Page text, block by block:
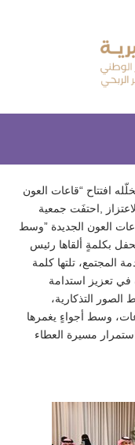
افتتاح “قاعات العون
,احتفَت جمعية
العون الجديدة ”وسط
بكلمةٍ ألقاها رئيس
المجتمع، تلتها كلمة
في تعزيز استدامة
الصور التذكارية،
وسط أجواءٍ يغمرها
مسيرة العطاء